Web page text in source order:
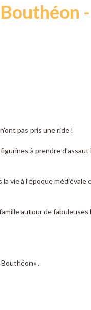
pas pris une ride !
à prendre
vie à l’époque médiévale
autour de
.